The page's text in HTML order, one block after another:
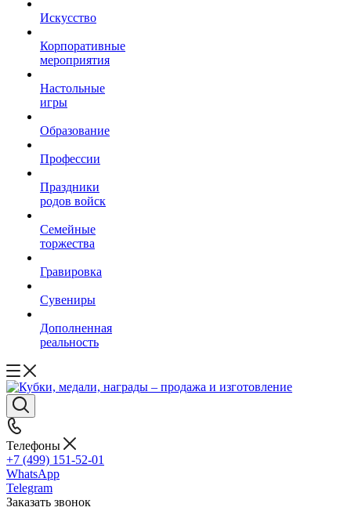
Искусство
Корпоративные
мероприятия
Настольные
игры
Образование
Профессии
Праздники
родов войск
Семейные
торжества
Гравировка
Сувениры
Дополненная
реальность
Телефоны
+7 (499) 151-52-01
WhatsApp
Telegram
Заказать звонок